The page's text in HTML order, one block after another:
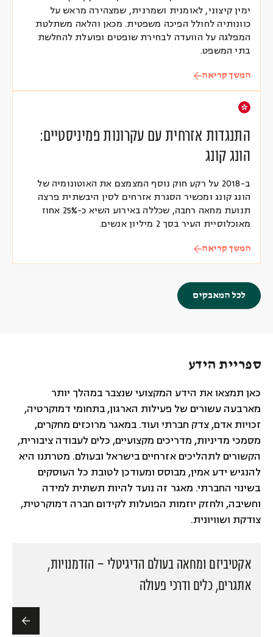
ימין קיצוני, לאומנית ושמרנית, שמצהירה מראש על
כוונותיה לחולל הפיכה משפטית. מכאן והלאה משתלטת
המפלגה על הוועדה לבחירת שופטים ופועלת להחלשת
בתי המשפט.
המשך קריאה
התנגדות אזרחית עם עקרונות פמיניסטיים:
הונג קונג
ב-2018 על רקע חוק נוסף המצמצם את האוטונומיה של
הונג קונג ומכשיר הסגרת אזרחים לסין היבשתית פרצה
תנועת מחאה רחבה, שכללה באירוע השיא כ-25% אחוז
מאוכלוסיית העיר בסך 2 מיליון אנשים.
המשך קריאה
לכל המאבקים
ספריית הידע
כאן תמצאו את הידע המקצועי שנצבר במהלך יותר
מארבעה עשורים של פעילות הארגון, בתחומי דמוקרטיה,
זכויות אדם, צדק חברתי ועוד. במאגר מרוכזים מחקרים,
מסמכי מדיניות, מדריכים מקצועיים, כלים לעבודה ציבורית,
הקשורים לתהליכים אזרחיים בישראל ובעולם. מטרתנו היא
להנגיש ידע אמין, מבוסס ומעודכן לטובת כל העוסקים
בשינוי החברתי. מאגר זה נועד להיות תשתית למידה
וחשיבה, ולחזק יוזמות הפועלות לקידום חברה דמוקרטית,
צודקת ושוויונית.
אקטיביזם ומחאה בעולם הדיגיטלי – הזדמנויות,
אתגרים, כלים ודרכי פעולה